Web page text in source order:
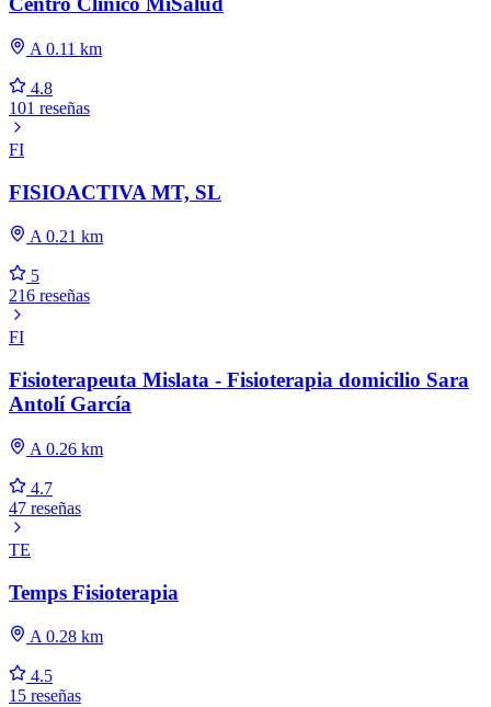
A 0.11 km
4.8
101 reseñas
FI
FISIOACTIVA MT, SL
A 0.21 km
5
216 reseñas
FI
Fisioterapeuta Mislata - Fisioterapia domicilio Sara
Antolí García
A 0.26 km
4.7
47 reseñas
TE
Temps Fisioterapia
A 0.28 km
4.5
15 reseñas